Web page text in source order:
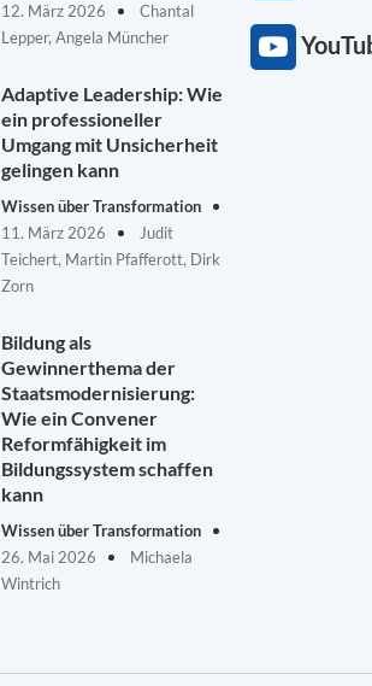
12. März 2026
Chantal
Lepper, Angela Müncher
Adaptive Leadership: Wie
ein professioneller
Umgang mit Unsicherheit
gelingen kann
Wissen über Transformation
11. März 2026
Judit
Teichert, Martin Pfafferott, Dirk
Zorn
Bildung als
Gewinnerthema der
Staatsmodernisierung:
Wie ein Convener
Reformfähigkeit im
Bildungssystem schaffen
kann
Wissen über Transformation
26. Mai 2026
Michaela
Wintrich